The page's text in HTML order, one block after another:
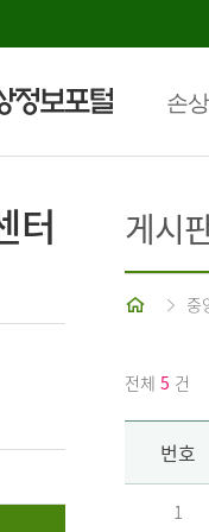
손
터 게시
중
전체 5 건
번호
1